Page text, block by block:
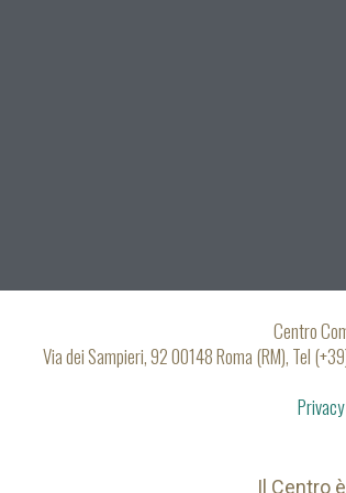
Centro
Via dei Sampieri, 92 00148 Roma (RM), Tel
Il Centro